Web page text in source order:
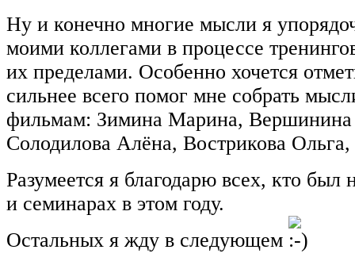
Ну и конечно многие мысли я
моими коллегами в процессе
их пределами. Особенно хочется
сильнее всего помог мне собрать
фильмам: Зимина Марина, Вершинина
Солодилова Алёна, Вострикова
Разумеется я благодарю всех, кто был
и семинарах в этом году.
Остальных я жду в следующем